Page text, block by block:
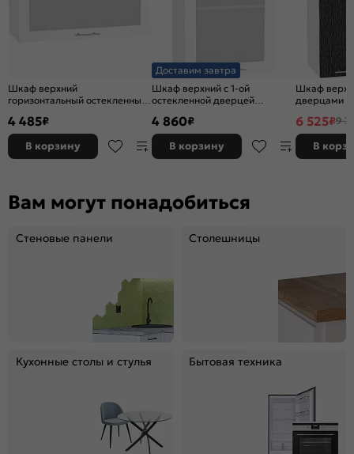
Шкаф верхний
горизонтальный остекленный
глянец-Белый
4 485₽
В корзину
Доставим завтра
Шкаф верхний с 1-ой
остекленной дверцей
глянец-Белый
4 860₽
В корзину
Шкаф
дверцами
Белый
6 525₽9
В
Вам могут понадобиться
Стеновые панели Столешницы
Кухонные столы и стулья Бытовая техника